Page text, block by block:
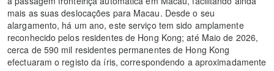
mais as suas deslocações para Macau. Desde o seu
alargamento, há um ano, este serviço tem sido amplamente
reconhecido pelos residentes de Hong Kong; até Maio de 2026,
cerca de 590 mil residentes permanentes de Hong Kong
efectuaram o registo da íris, correspondendo a aproximadamente